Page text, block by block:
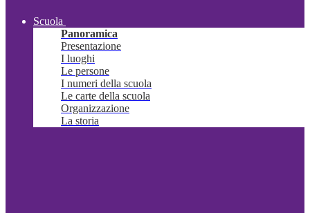
Scuola
Panoramica
Presentazione
I luoghi
Le persone
I numeri della scuola
Le carte della scuola
Organizzazione
La storia